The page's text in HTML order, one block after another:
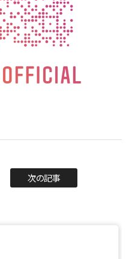
次の記事